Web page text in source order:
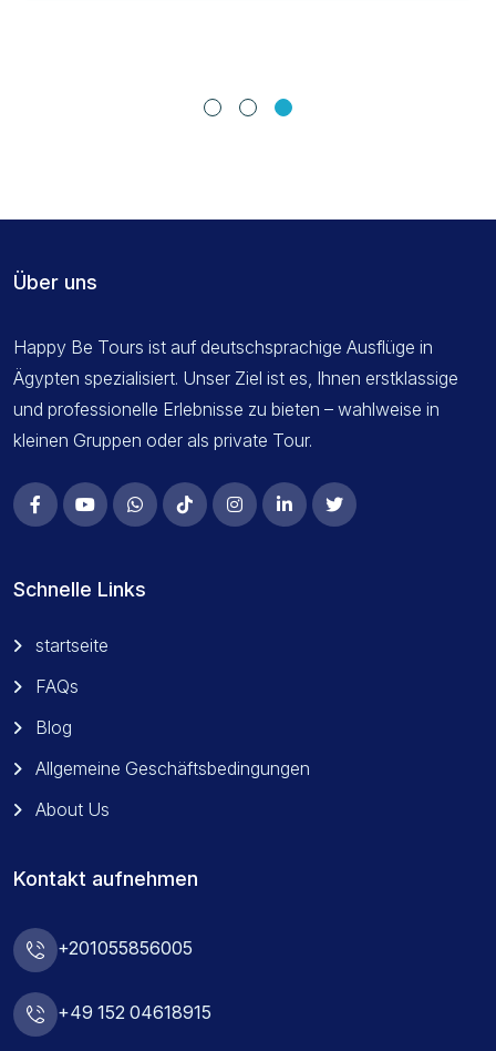
Über uns
Happy Be Tours ist auf deutschsprachige Ausflüge in
Ägypten spezialisiert. Unser Ziel ist es, Ihnen erstklassige
und professionelle Erlebnisse zu bieten – wahlweise in
kleinen Gruppen oder als private Tour.
Schnelle Links
startseite
FAQs
Blog
Allgemeine Geschäftsbedingungen
About Us
Kontakt aufnehmen
+201055856005
+49 152 04618915